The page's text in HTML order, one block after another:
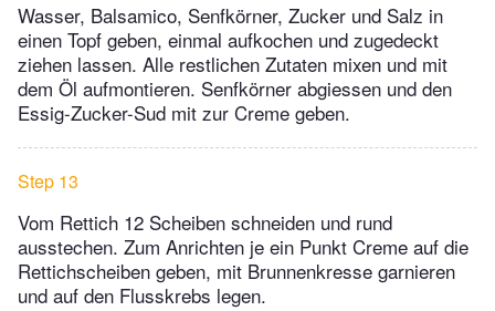
Wasser, Balsamico, Senfkörner, Zucker und Salz in
einen Topf geben, einmal aufkochen und zugedeckt
ziehen lassen. Alle restlichen Zutaten mixen und mit
dem Öl aufmontieren. Senfkörner abgiessen und den
Essig-Zucker-Sud mit zur Creme geben.
Step 13
Vom Rettich 12 Scheiben schneiden und rund
ausstechen. Zum Anrichten je ein Punkt Creme auf die
Rettichscheiben geben, mit Brunnenkresse garnieren
und auf den Flusskrebs legen.